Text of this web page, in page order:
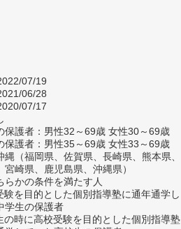
07/19
06/28
07/17
保護者：男性32～69歳 女性30～69歳
保護者：男性35～69歳 女性33～69歳
縄（福岡県、佐賀県、長崎県、熊本県、
宮崎県、鹿児島県、沖縄県）
らかの条件を満たす人
験を目的とした個別指導塾に通年通学し
学生の保護者
の時に高校受験を目的とした個別指導塾